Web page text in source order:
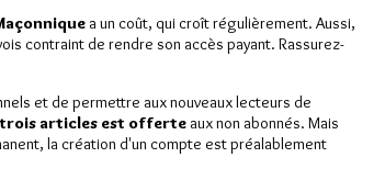
a un coût, qui croît régulièrement. Aussi,
contraint de rendre son accès payant. Rassurez-
et de permettre aux nouveaux lecteurs de
articles est offerte aux non abonnés. Mais
la création d'un compte est préalablement